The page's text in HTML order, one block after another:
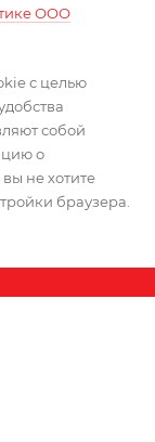
ООО
с целью
собой
о
не хотите
браузера.